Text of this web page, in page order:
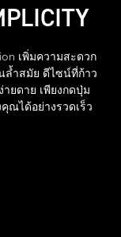
เพิ่มความสะดวก
ล้ำสมัย ดีไซน์ที่ก้าว
ยดาย เพียงกดปุ่ม
ณได้อย่างรวดเร็ว